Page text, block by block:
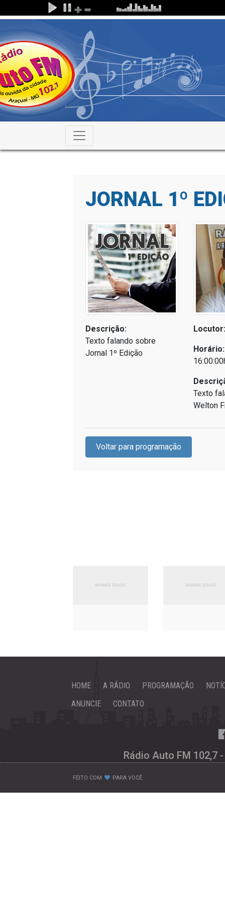
JORNAL 1º
Descrição:
Texto falando sobre
Jornal 1º Edição
Locutor:
Horário:
Texto
Welton
Voltar para programação
HOME A RÁDIO PROGRAMAÇÃO
ANUNCIE
CONTATO
Rádio Auto FM 102,7
FEITO COM PARA VOCÊ